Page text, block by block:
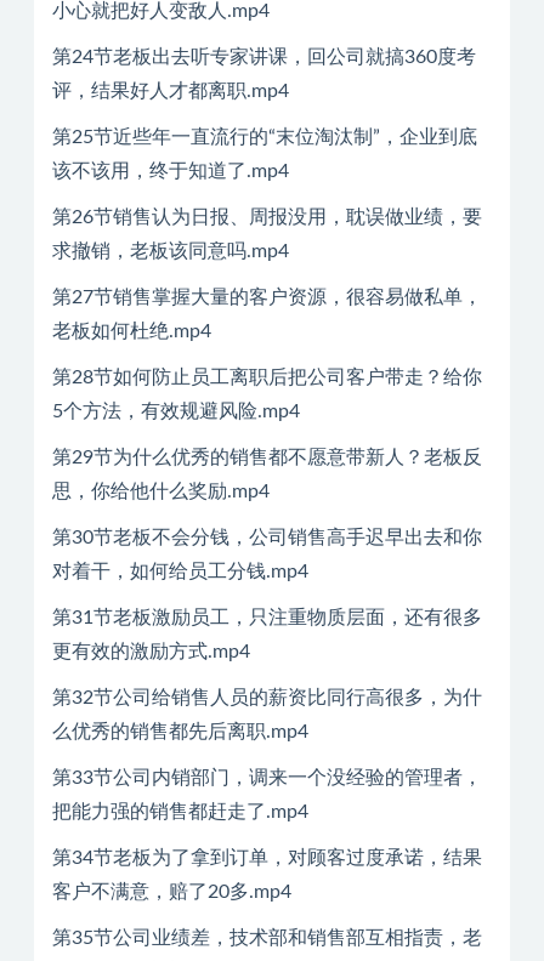
小心就把好人变敌人.mp4
第24节老板出去听专家讲课，回公司就搞360度考
评，结果好人才都离职.mp4
第25节近些年一直流行的“末位淘汰制”，企业到底
该不该用，终于知道了.mp4
第26节销售认为日报、周报没用，耽误做业绩，要
求撤销，老板该同意吗.mp4
第27节销售掌握大量的客户资源，很容易做私单，
老板如何杜绝.mp4
第28节如何防止员工离职后把公司客户带走？给你
5个方法，有效规避风险.mp4
第29节为什么优秀的销售都不愿意带新人？老板反
思，你给他什么奖励.mp4
第30节老板不会分钱，公司销售高手迟早出去和你
对着干，如何给员工分钱.mp4
第31节老板激励员工，只注重物质层面，还有很多
更有效的激励方式.mp4
第32节公司给销售人员的薪资比同行高很多，为什
么优秀的销售都先后离职.mp4
第33节公司内销部门，调来一个没经验的管理者，
把能力强的销售都赶走了.mp4
第34节老板为了拿到订单，对顾客过度承诺，结果
客户不满意，赔了20多.mp4
第35节公司业绩差，技术部和销售部互相指责，老